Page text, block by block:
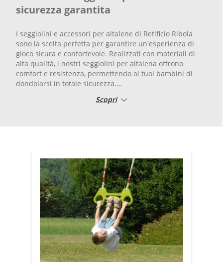
sicurezza garantita
I seggiolini e accessori per altalene di Retificio Ribola
sono la scelta perfetta per garantire un'esperienza di
gioco sicura e confortevole. Realizzati con materiali di
alta qualità, i nostri seggiolini per altalena offrono
comfort e resistenza, permettendo ai tuoi bambini di
dondolarsi in totale sicurezza.
La sicurezza dei più piccoli è la nostra priorità, e ogni
Acquista ora i nostri seggiolini altalena e accessori per
altalene e preparati a regalare ai tuoi bambini momenti
di puro divertimento.
Scopri